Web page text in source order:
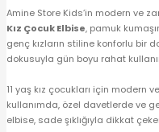
Amine Store Kids’in modern ve
Kız Çocuk Elbise, pamuk
genç kızların stiline konforlu bir
dokusuyla gün boyu rahat
11 yaş kız çocukları için modern
kullanımda, özel davetlerde ve
elbise, sade şıklığıyla dikkat
ve Taç
Alt